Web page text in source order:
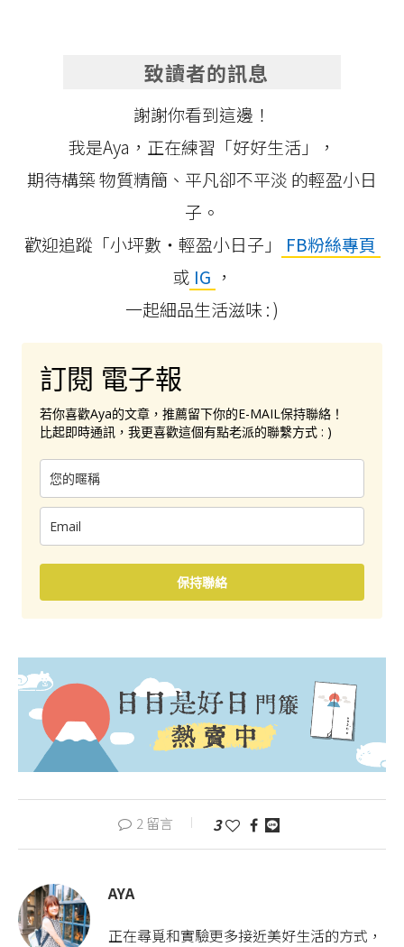
致讀者的訊息
謝謝你看到這邊！
我是Aya，正在練習「好好生活」，
期待構築 物質精簡、平凡卻不平淡 的輕盈小日
子。
歡迎追蹤「小坪數‧輕盈小日子」
FB粉絲專頁
或 IG ，
一起細品生活滋味 : )
訂閱 電子報
若你喜歡Aya的文章，推薦留下你的E-MAIL保持聯絡！
比起即時通訊，我更喜歡這個有點老派的聯繫方式 : )
保持聯絡
2 留言 3
AYA
正在尋覓和實驗更多接近美好生活的方式，